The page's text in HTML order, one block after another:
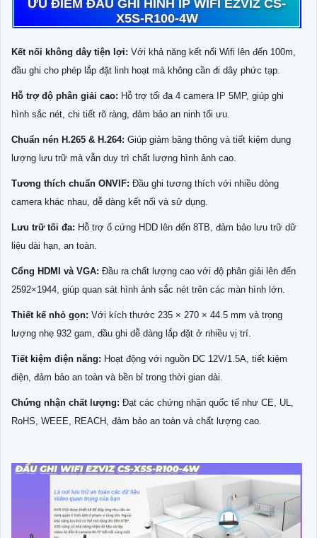
ƯU ĐIỂM ĐẦU GHI HÌNH IP WIFI EZVIZ CS-
X5S-R100-4W
Kết nối không dây tiện lợi: Với khả năng kết nối Wifi lên đến 100m,
đầu ghi cho phép lắp đặt linh hoạt mà không cần đi dây phức tạp.
Hỗ trợ độ phân giải cao: Hỗ trợ tối đa 4 camera IP 5MP, giúp ghi
hình sắc nét, chi tiết rõ ràng, đảm bảo an ninh tối ưu.
Chuẩn nén H.265 & H.264: Giúp giảm băng thông và tiết kiệm dung
lượng lưu trữ mà vẫn duy trì chất lượng hình ảnh cao.
Tương thích chuẩn ONVIF: Đầu ghi tương thích với nhiều dòng
camera khác nhau, dễ dàng kết nối và sử dụng.
Lưu trữ tối đa: Hỗ trợ ổ cứng HDD lên đến 8TB, đảm bảo lưu trữ dữ
liệu dài hạn, an toàn.
Cổng HDMI và VGA: Đầu ra chất lượng cao với độ phân giải lên đến
2592×1944, giúp quan sát hình ảnh sắc nét trên các màn hình lớn.
Thiết kế nhỏ gọn: Với kích thước 235 × 270 × 44.5 mm và trọng
lượng nhẹ 932 gam, đầu ghi dễ dàng lắp đặt ở nhiều vị trí.
Tiết kiệm điện năng: Hoạt động với nguồn DC 12V/1.5A, tiết kiệm
điện, đảm bảo an toàn và bền bỉ trong thời gian dài.
Chứng nhận chất lượng: Đạt các chứng nhận quốc tế như CE, UL,
RoHS, WEEE, REACH, đảm bảo an toàn và chất lượng cao.